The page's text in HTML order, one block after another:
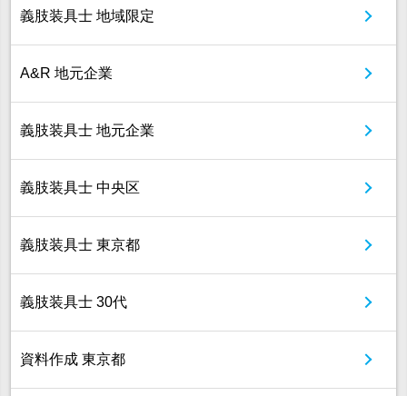
義肢装具士 地域限定
A&R 地元企業
義肢装具士 地元企業
義肢装具士 中央区
義肢装具士 東京都
義肢装具士 30代
資料作成 東京都